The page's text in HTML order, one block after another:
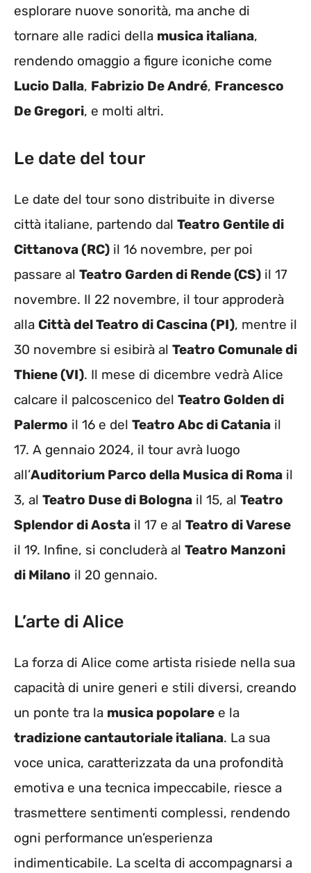
esplorare nuove sonorità, ma anche di
tornare alle radici della musica italiana,
rendendo omaggio a figure iconiche come
Lucio Dalla, Fabrizio De André, Francesco
De Gregori, e molti altri.
Le date del tour
Le date del tour sono distribuite in diverse
città italiane, partendo dal Teatro Gentile di
Cittanova (RC) il 16 novembre, per poi
passare al Teatro Garden di Rende (CS) il 17
novembre. Il 22 novembre, il tour approderà
alla Città del Teatro di Cascina (PI), mentre il
30 novembre si esibirà al Teatro Comunale di
Thiene (VI). Il mese di dicembre vedrà Alice
calcare il palcoscenico del Teatro Golden di
Palermo il 16 e del Teatro Abc di Catania il
17. A gennaio 2024, il tour avrà luogo
all’Auditorium Parco della Musica di Roma il
3, al Teatro Duse di Bologna il 15, al Teatro
Splendor di Aosta il 17 e al Teatro di Varese
il 19. Infine, si concluderà al Teatro Manzoni
di Milano il 20 gennaio.
L’arte di Alice
La forza di Alice come artista risiede nella sua
capacità di unire generi e stili diversi, creando
un ponte tra la musica popolare e la
tradizione cantautoriale italiana. La sua
voce unica, caratterizzata da una profondità
emotiva e una tecnica impeccabile, riesce a
trasmettere sentimenti complessi, rendendo
ogni performance un’esperienza
indimenticabile. La scelta di accompagnarsi a